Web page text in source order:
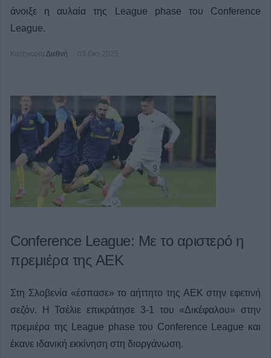
άνοιξε η αυλαία της League phase του Conference
League.
Κατηγορία Διεθνή 03 Οκτ 2025
Conference League: Με το αριστερό η
πρεμιέρα της ΑΕΚ
Στη Σλοβενία «έσπασε» το αήττητο της ΑΕΚ στην εφετινή
σεζόν. Η Τσέλιε επικράτησε 3-1 του «Δικέφαλου» στην
πρεμιέρα της League phase του Conference League και
έκανε ιδανική εκκίνηση στη διοργάνωση.